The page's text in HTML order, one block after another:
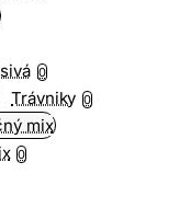
0
Trávniky 0
0